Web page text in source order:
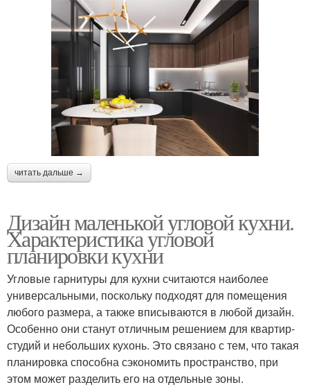
читать дальше →
Дизайн маленькой угловой кухни.
Характеристика угловой
планировки кухни
Угловые гарнитуры для кухни считаются наиболее
универсальными, поскольку подходят для помещения
любого размера, а также вписываются в любой дизайн.
Особенно они станут отличным решением для квартир-
студий и небольших кухонь. Это связано с тем, что такая
планировка способна сэкономить пространство, при
этом может разделить его на отдельные зоны.